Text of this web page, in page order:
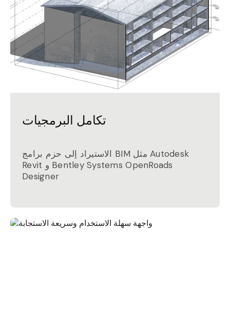
تكامل البرمجيات
الاستيراد إلى حزم برامج BIM مثل Autodesk
Revit و Bentley Systems OpenRoads
Designer